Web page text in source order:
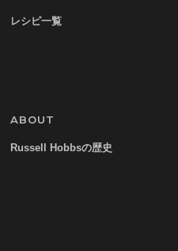
レシピ一覧
ABOUT
Russell Hobbsの歴史